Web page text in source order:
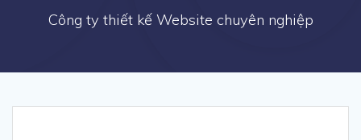
Công ty thiết kế Website chuyên nghiệp